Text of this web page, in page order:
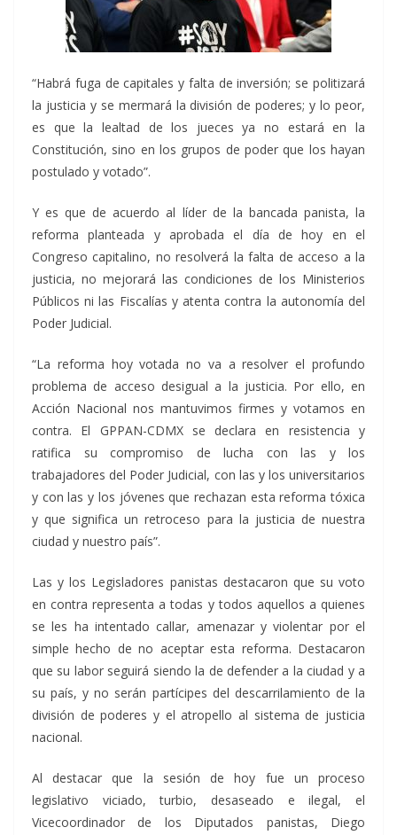
“Habrá fuga de capitales y falta de inversión; se politizará
la justicia y se mermará la división de poderes; y lo peor,
es que la lealtad de los jueces ya no estará en la
Constitución, sino en los grupos de poder que los hayan
postulado y votado”.
Y es que de acuerdo al líder de la bancada panista, la
reforma planteada y aprobada el día de hoy en el
Congreso capitalino, no resolverá la falta de acceso a la
justicia, no mejorará las condiciones de los Ministerios
Públicos ni las Fiscalías y atenta contra la autonomía del
Poder Judicial.
“La reforma hoy votada no va a resolver el profundo
problema de acceso desigual a la justicia. Por ello, en
Acción Nacional nos mantuvimos firmes y votamos en
contra. El GPPAN-CDMX se declara en resistencia y
ratifica su compromiso de lucha con las y los
trabajadores del Poder Judicial, con las y los universitarios
y con las y los jóvenes que rechazan esta reforma tóxica
y que significa un retroceso para la justicia de nuestra
ciudad y nuestro país”.
Las y los Legisladores panistas destacaron que su voto
en contra representa a todas y todos aquellos a quienes
se les ha intentado callar, amenazar y violentar por el
simple hecho de no aceptar esta reforma. Destacaron
que su labor seguirá siendo la de defender a la ciudad y a
su país, y no serán partícipes del descarrilamiento de la
división de poderes y el atropello al sistema de justicia
nacional.
Al destacar que la sesión de hoy fue un proceso
legislativo viciado, turbio, desaseado e ilegal, el
Vicecoordinador de los Diputados panistas, Diego